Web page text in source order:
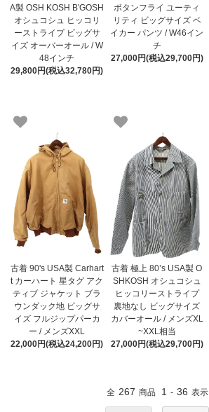
A製 OSH KOSH B'GOSH
オシュコシュ ヒッコリ
ーストライプ ビッグサ
イズ オーバーオール / W
48インチ
29,800円(税込32,780円)
ボタンフライ ユーティ
リティ ビッグサイズ ベ
イカー パンツ / W46イン
チ
27,000円(税込29,700円)
古着 90's USA製 Carhart
t カーハート 星タグ アク
ティブ ジャケット ブラ
ウンダック地 ビッグサ
イズ フルジップパーカ
ー / メンズXXL
22,000円(税込24,200円)
古着 極上 80’s USA製 O
SHKOSH オシュコシュ
ヒッコリーストライプ
裏地なし ビッグサイズ
カバーオール / メンズXL
~XXL相当
27,000円(税込29,700円)
全 267 商品 1 - 36 表示